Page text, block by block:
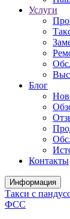
Услуги
Блог
Контакты
Информация
Такси с
ФСС